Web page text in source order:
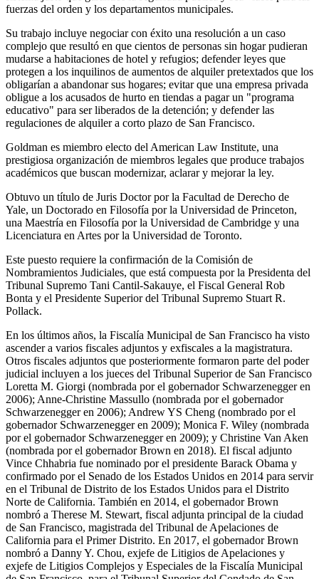
fuerzas del orden y los departamentos municipales.
Su trabajo incluye negociar con éxito una resolución a un caso
complejo que resultó en que cientos de personas sin hogar pudieran
mudarse a habitaciones de hotel y refugios; defender leyes que
protegen a los inquilinos de aumentos de alquiler pretextados que los
obligarían a abandonar sus hogares; evitar que una empresa privada
obligue a los acusados ​​de hurto en tiendas a pagar un "programa
educativo" para ser liberados de la detención; y defender las
regulaciones de alquiler a corto plazo de San Francisco.
Goldman es miembro electo del American Law Institute, una
prestigiosa organización de miembros legales que produce trabajos
académicos que buscan modernizar, aclarar y mejorar la ley.
Obtuvo un título de Juris Doctor por la Facultad de Derecho de
Yale, un Doctorado en Filosofía por la Universidad de Princeton,
una Maestría en Filosofía por la Universidad de Cambridge y una
Licenciatura en Artes por la Universidad de Toronto.
Este puesto requiere la confirmación de la Comisión de
Nombramientos Judiciales, que está compuesta por la Presidenta del
Tribunal Supremo Tani Cantil-Sakauye, el Fiscal General Rob
Bonta y el Presidente Superior del Tribunal Supremo Stuart R.
Pollack.
En los últimos años, la Fiscalía Municipal de San Francisco ha visto
ascender a varios fiscales adjuntos y exfiscales a la magistratura.
Otros fiscales adjuntos que posteriormente formaron parte del poder
judicial incluyen a los jueces del Tribunal Superior de San Francisco
Loretta M. Giorgi (nombrada por el gobernador Schwarzenegger en
2006); Anne-Christine Massullo (nombrada por el gobernador
Schwarzenegger en 2006); Andrew YS Cheng (nombrado por el
gobernador Schwarzenegger en 2009); Monica F. Wiley (nombrada
por el gobernador Schwarzenegger en 2009); y Christine Van Aken
(nombrada por el gobernador Brown en 2018). El fiscal adjunto
Vince Chhabria fue nominado por el presidente Barack Obama y
confirmado por el Senado de los Estados Unidos en 2014 para servir
en el Tribunal de Distrito de los Estados Unidos para el Distrito
Norte de California. También en 2014, el gobernador Brown
nombró a Therese M. Stewart, fiscal adjunta principal de la ciudad
de San Francisco, magistrada del Tribunal de Apelaciones de
California para el Primer Distrito. En 2017, el gobernador Brown
nombró a Danny Y. Chou, exjefe de Litigios de Apelaciones y
exjefe de Litigios Complejos y Especiales de la Fiscalía Municipal